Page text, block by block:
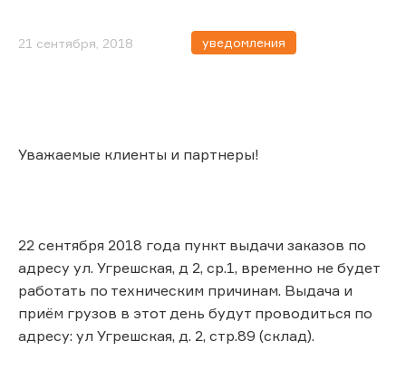
21 сентября, 2018 уведомления
Уважаемые клиенты и партнеры!
22 сентября 2018 года пункт выдачи заказов по
адресу ул. Угрешская, д 2, ср.1, временно не будет
работать по техническим причинам. Выдача и
приём грузов в этот день будут проводиться по
адресу: ул Угрешская, д. 2, стр.89 (склад).